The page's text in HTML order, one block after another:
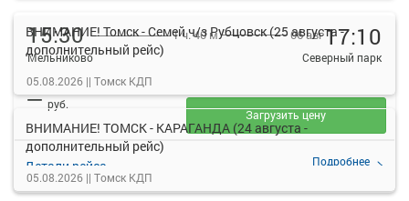
15:30
Мельниково
Мельниково с. АС
1 ч. 40 м 06 авг17:10
Северный парк
Детали рейса
Подробнее
— руб.
Загрузить цену
ВНИМАНИЕ! Томск - Семей ч/з Рубцовск (25 августа -
дополнительный рейс)
05.08.2026 || Томск КДП
ВНИМАНИЕ! ТОМСК - КАРАГАНДА (24 августа -
дополнительный рейс)
05.08.2026 || Томск КДП